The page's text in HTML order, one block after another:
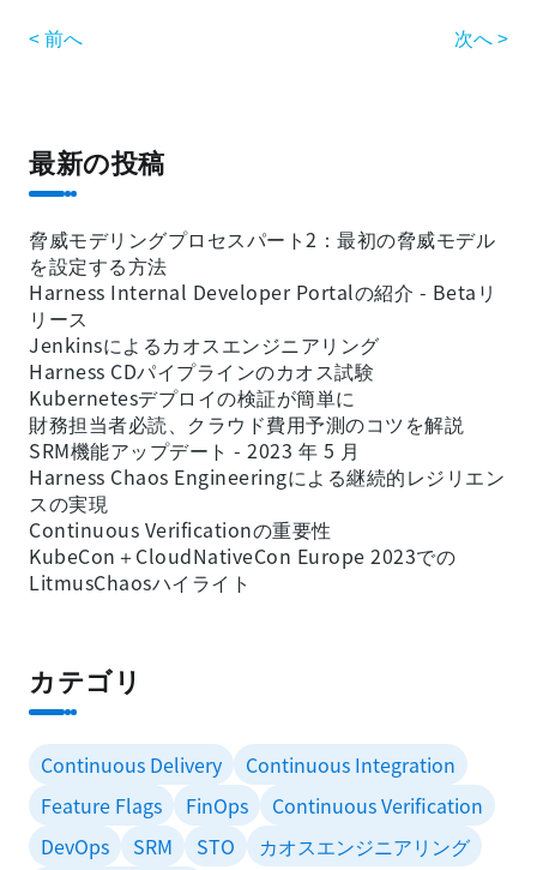
< 前へ 次へ >
最新の投稿
脅威モデリングプロセスパート2：最初の脅威モデル
を設定する方法
Harness Internal Developer Portalの紹介 - Betaリ
リース
Jenkinsによるカオスエンジニアリング
Harness CDパイプラインのカオス試験
Kubernetesデプロイの検証が簡単に
財務担当者必読、クラウド費用予測のコツを解説
SRM機能アップデート - 2023 年 5 月
Harness Chaos Engineeringによる継続的レジリエン
スの実現
Continuous Verificationの重要性
KubeCon＋CloudNativeCon Europe 2023での
LitmusChaosハイライト
カテゴリ
Continuous Delivery
Continuous Integration
Feature Flags
FinOps
Continuous Verification
DevOps
SRM STO
カオスエンジニアリング